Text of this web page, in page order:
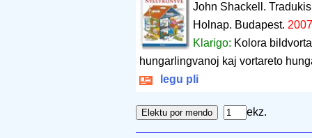
John Shackell.
Holnap. Budapest. 2007
Klarigo: Kolora
hungarlingvanoj kaj vortareto
legu pli
ekz.